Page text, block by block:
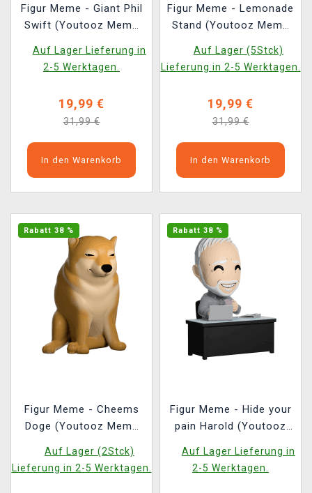
Figur Meme - Giant Phil
Swift (Youtooz Meme
Auf Lager Lieferung in
2-5 Werktagen.
19,99 €
31,99 €
In den Warenkorb
Figur Meme - Lemonade
Stand (Youtooz Meme
Auf Lager (5Stck)
Lieferung in 2-5 Werktagen.
19,99 €
31,99 €
In den Warenkorb
Rabatt 38 %
Figur Meme - Cheems
Doge (Youtooz Meme
Auf Lager (2Stck)
Lieferung in 2-5 Werktagen.
Rabatt 38 %
Figur Meme - Hide your
pain Harold (Youtooz
Auf Lager Lieferung in
2-5 Werktagen.